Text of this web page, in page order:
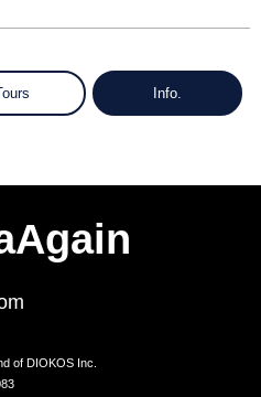
Info.
of DIOKOS Inc.